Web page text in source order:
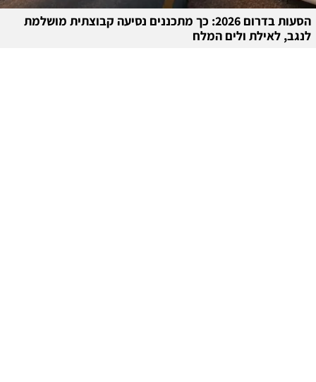
הסעות בדרום 2026: כך מתכננים נסיעה קבוצתית מושלמת
לנגב, לאילת ולים המלח